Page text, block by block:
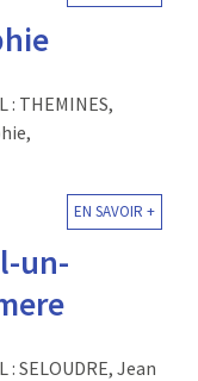
: THEMINES,
EN SAVOIR +
un-
SELOUDRE, Jean